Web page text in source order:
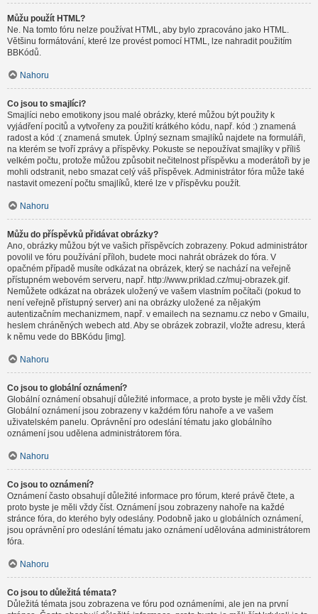
Můžu použít HTML?
Ne. Na tomto fóru nelze používat HTML, aby bylo zpracováno jako HTML.
Většinu formátování, které lze provést pomocí HTML, lze nahradit použitím
BBKódů.
Nahoru
Co jsou to smajlíci?
Smajlíci nebo emotikony jsou malé obrázky, které můžou být použity k
vyjádření pocitů a vytvořeny za použití krátkého kódu, např. kód :) znamená
radost a kód :( znamená smutek. Úplný seznam smajlíků najdete na formuláři,
na kterém se tvoří zprávy a příspěvky. Pokuste se nepoužívat smajlíky v příliš
velkém počtu, protože můžou způsobit nečitelnost příspěvku a moderátoři by je
mohli odstranit, nebo smazat celý váš příspěvek. Administrátor fóra může také
nastavit omezení počtu smajlíků, které lze v příspěvku použít.
Nahoru
Můžu do příspěvků přidávat obrázky?
Ano, obrázky můžou být ve vašich příspěvcích zobrazeny. Pokud administrátor
povolil ve fóru používání příloh, budete moci nahrát obrázek do fóra. V
opačném případě musíte odkázat na obrázek, který se nachází na veřejně
přístupném webovém serveru, např. http://www.priklad.cz/muj-obrazek.gif.
Nemůžete odkázat na obrázek uložený ve vašem vlastním počítači (pokud to
není veřejně přístupný server) ani na obrázky uložené za nějakým
autentizačním mechanizmem, např. v emailech na seznamu.cz nebo v Gmailu,
heslem chráněných webech atd. Aby se obrázek zobrazil, vložte adresu, která
k němu vede do BBKódu [img].
Nahoru
Co jsou to globální oznámení?
Globální oznámení obsahují důležité informace, a proto byste je měli vždy číst.
Globální oznámení jsou zobrazeny v každém fóru nahoře a ve vašem
uživatelském panelu. Oprávnění pro odeslání tématu jako globálního
oznámení jsou udělena administrátorem fóra.
Nahoru
Co jsou to oznámení?
Oznámení často obsahují důležité informace pro fórum, které právě čtete, a
proto byste je měli vždy číst. Oznámení jsou zobrazeny nahoře na každé
stránce fóra, do kterého byly odeslány. Podobně jako u globálních oznámení,
jsou oprávnění pro odeslání tématu jako oznámení udělována administrátorem
fóra.
Nahoru
Co jsou to důležitá témata?
Důležitá témata jsou zobrazena ve fóru pod oznámeními, ale jen na první